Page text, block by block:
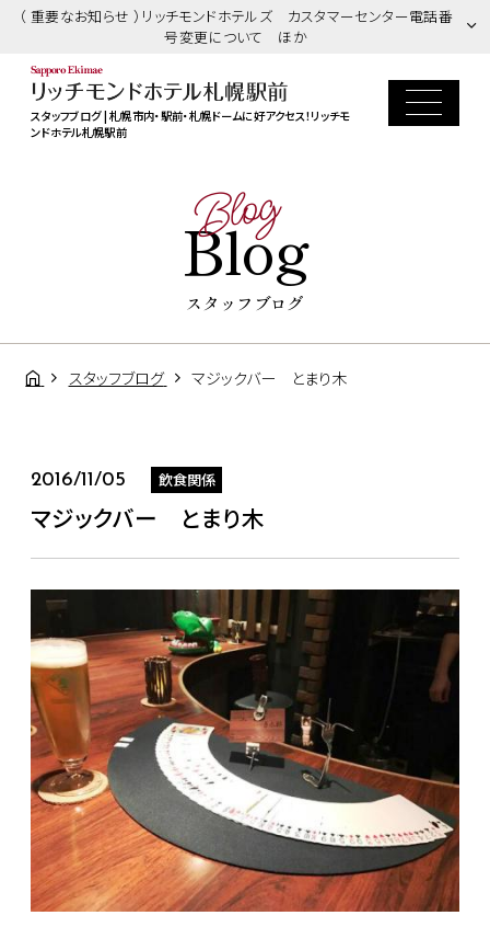
（ 重要なお知らせ ）リッチモンドホテルズ カスタマーセンター電話番
号変更について ほか
スタッフブログ | 札幌市内・駅前・札幌ドームに好アクセス！リッチモ
ンドホテル札幌駅前
Blog
Blog
スタッフブログ
スタッフブログ マジックバー とまり木
2016/11/05 飲食関係
マジックバー とまり木